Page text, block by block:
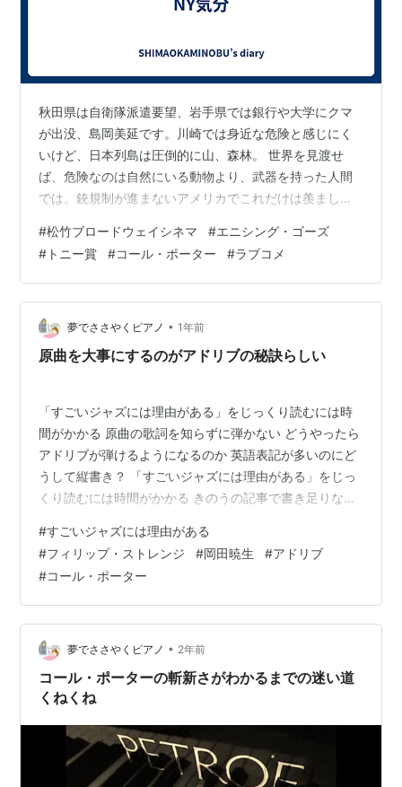
秋田県は自衛隊派遣要望、岩手県では銀行や大学にクマ
が出没、島岡美延です。川崎では身近な危険と感じにく
いけど、日本列島は圧倒的に山、森林。 世界を見渡せ
ば、危険なのは自然にいる動物より、武器を持った人間
では。銃規制が進まないアメリカでこれだけは羨ましい
れほど集まって、大小の劇場にチケットを求める人たち
がいるという光景。日本では、観劇は特別なことになり
すぎ。 本場に行くのは簡単じゃないけど、松竹ブロード
ウェイシネマなら映画館で楽しめます。この秋も３作品
上映予定。まずは『エニシング・ゴーズ（31日公開）』
をご紹介します。コール・ポーターの名曲ぞろい、…
#松竹ブロードウェイシネマ #エニシング・ゴーズ
# トニー賞 #コール・ポーター #ラブコメ
夢でささやくピアノ • 1年前
原曲を大事にするのがアドリブの秘訣らしい
「すごいジャズには理由がある」をじっくり読むには時
間がかかる 原曲の歌詞を知らずに弾かない どうやったら
アドリブが弾けるようになるのか 英語表記が多いのにど
うして縦書き？ 「すごいジャズには理由がある」をじっ
くり読むには時間がかかる きのうの記事で書き足りなか
理由がある」は長いツァーにでる。 というのは大げさだ
が、ライングループのなかで貸してほしい人が列をつく
っているからだ。 代りに私が受け取るもの。 コミックの
「BLUE GIANT」。 仙台に暮らす高校生がジャズに目覚
め、やがては世界的なテナーサックス奏者になるハナシ
で大ヒットし、映画化も…
#すごいジャズには理由がある
#フィリップ・ストレンジ #岡田暁生 #アドリブ
#コール・ポーター
夢でささやくピアノ • 2年前
コール・ポーターの斬新さがわかるまでの迷い道
くねくね